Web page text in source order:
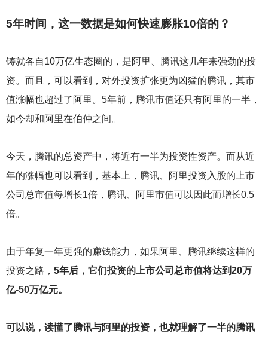
5年时间，这一数据是如何快速膨胀10倍的？
铸就各自10万亿生态圈的，是阿里、腾讯这几年来强劲的投
资。而且，可以看到，对外投资扩张更为凶猛的腾讯，其市
值涨幅也超过了阿里。5年前，腾讯市值还只有阿里的一半，
如今却和阿里在伯仲之间。
今天，腾讯的总资产中，将近有一半为投资性资产。而从近
年的涨幅也可以看到，基本上，腾讯、阿里投资入股的上市
公司总市值每增长1倍，腾讯、阿里市值可以因此而增长0.5
倍。
由于年复一年更强的赚钱能力，如果阿里、腾讯继续这样的
投资之路， 5年后，它们投资的上市公司总市值将达到20万
亿-50万亿元。
可以说，读懂了腾讯与阿里的投资，也就理解了一半的腾讯